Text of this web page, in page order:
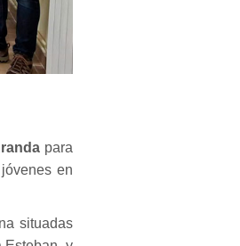
para
en
situadas